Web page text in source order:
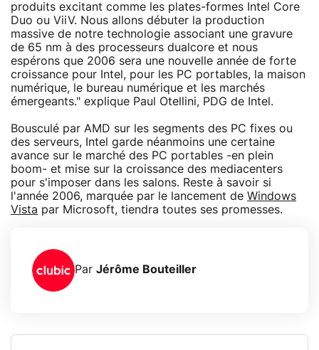
produits excitant comme les plates-formes Intel Core
Duo ou ViiV. Nous allons débuter la production
massive de notre technologie associant une gravure
de 65 nm à des processeurs dualcore et nous
espérons que 2006 sera une nouvelle année de forte
croissance pour Intel, pour les PC portables, la maison
numérique, le bureau numérique et les marchés
émergeants." explique Paul Otellini, PDG de Intel.
Bousculé par AMD sur les segments des PC fixes ou
des serveurs, Intel garde néanmoins une certaine
avance sur le marché des PC portables -en plein
boom- et mise sur la croissance des mediacenters
pour s'imposer dans les salons. Reste à savoir si
l'année 2006, marquée par le lancement de Windows
Vista par Microsoft, tiendra toutes ses promesses.
Par Jérôme Bouteiller